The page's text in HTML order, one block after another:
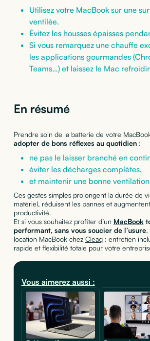
Utilisez votre MacBook sur une
ventilée.
Évitez les housses épaisses
Si vous remarquez une chauffe
les applications gourmandes
Teams…) et laissez le Mac
En résumé
Prendre soin de la batterie de votre
adopter de bons réflexes au quotidien:
ne pas le laisser branché en
éviter les décharges complètes,
et maintenir une bonne
Ces gestes simples prolongent la durée de
matériel, réduisent les pannes et
productivité.
Et si vous souhaitez profiter d’un MacBook
performant, sans vous soucier de l’usure,
location MacBook chez Cleaq: entretien
rapide et flexibilité totale pour votre
Vous aimerez aussi :